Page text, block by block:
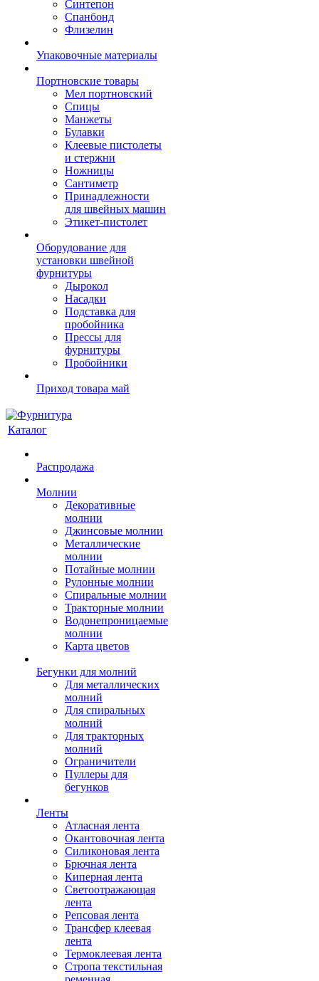
Синтепон
Спанбонд
Флизелин
Упаковочные материалы
Портновские товары
Мел портновский
Спицы
Манжеты
Булавки
Клеевые пистолеты
и стержни
Ножницы
Сантиметр
Принадлежности
для швейных машин
Этикет-пистолет
Оборудование для
установки швейной
фурнитуры
Дырокол
Насадки
Подставка для
пробойника
Прессы для
фурнитуры
Пробойники
Приход товара май
Каталог
Распродажа
Молнии
Декоративные
молнии
Джинсовые молнии
Металлические
молнии
Потайные молнии
Рулонные молнии
Спиральные молнии
Тракторные молнии
Водонепроницаемые
молнии
Карта цветов
Бегунки для молний
Для металлических
молний
Для спиральных
молний
Для тракторных
молний
Ограничители
Пуллеры для
бегунков
Ленты
Атласная лента
Окантовочная лента
Силиконовая лента
Брючная лента
Киперная лента
Светоотражающая
лента
Репсовая лента
Трансфер клеевая
лента
Термоклеевая лента
Стропа текстильная